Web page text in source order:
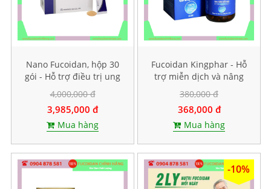
Nano Fucoidan, hộp 30
gói - Hỗ trợ điều trị ung
thư
4,000,000 đ
3,985,000 đ
Mua hàng
Fucoidan Kingphar - Hỗ
trợ miễn dịch và nâng
cao sức đề kháng, Hộp 40
viên
380,000 đ
368,000 đ
Mua hàng
-10%